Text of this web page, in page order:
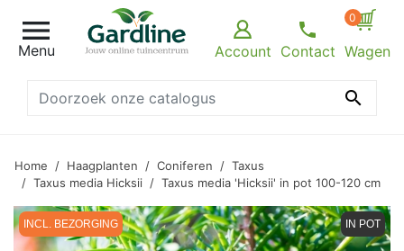

Menu Account Contact
0
Wagen

Home Haagplanten Coniferen
Taxus
Taxus media Hicksii
Taxus media 'Hicksii' in pot 100-120 cm
INCL. BEZORGING IN POT